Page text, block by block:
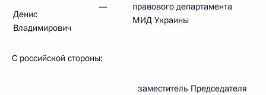
Денис
Владимирович
—
правового департамента
МИД Украины
С российской стороны:
заместитель Председателя